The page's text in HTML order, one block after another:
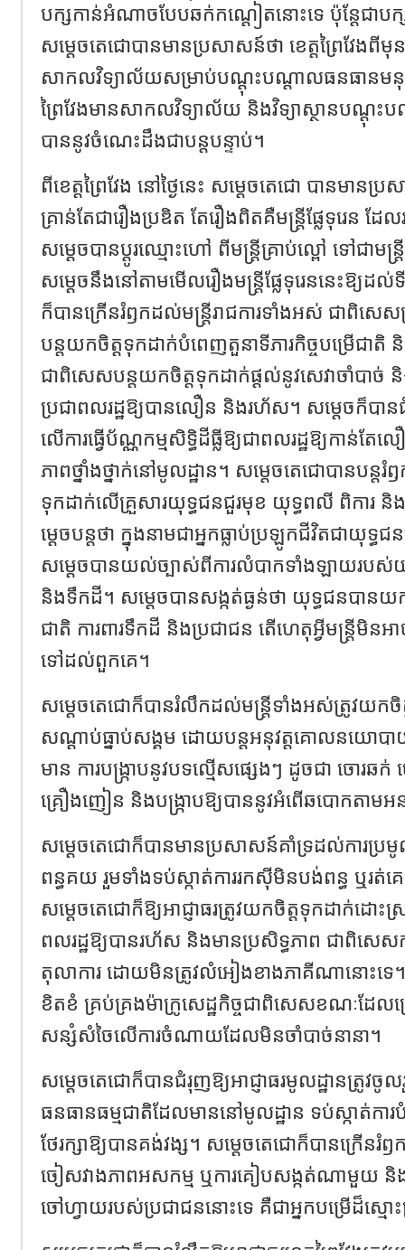
បក្សកាន់អំណាចបែបឆក់កណ្តៀតនោះទេ ប៉ុន្តែជាប
សម្តេចតេជោបានមានប្រសាសន៍ថា ខេត្តព្រៃវែងពី
សាកលវិទ្យាល័យសម្រាប់បណ្ដុះបណ្ដាលធនធានមនុស្ស
ព្រៃវែងមានសាកលវិទ្យាល័យ និងវិទ្យាស្ថានបណ្
បាននូវចំណេះដឹងជាបន្តបន្ទាប់។
ពីខេត្តព្រៃវែង នៅថ្ងៃនេះ សម្ដេចតេជោ បានមានប្រ
គ្រាន់តែជារឿងប្រឌិត តែរឿងពិតគឺមន្ត្រីផ្លែទុរេន ដ
សម្ដេចបានប្ដូរឈ្មោះហៅ ពីមន្ត្រីគ្រាប់ល្ពៅ ទៅជាមន្ត្
សម្តេចនឹងនៅតាមមើលរឿងមន្ត្រីផ្លែទុរេននេះឱ្យដ
ក៏បានក្រើនរំឭកដល់មន្ត្រីរាជការទាំងអស់ ជាពិសេស
បន្តយកចិត្តទុកដាក់បំពេញតួនាទីភារកិច្ចបម្រើជាតិ
ជាពិសេសបន្តយកចិត្តទុកដាក់ផ្តល់នូវសេវាចាំបាច់ និ
ប្រជាពលរដ្ឋឱ្យបានលឿន និងរហ័ស។ សម្តេចក៏បានជំ
លើការធ្វើប័ណ្ណកម្មសិទ្ធិដីធ្លីឱ្យជាពលរដ្ឋឱ្យកាន់ត
ភាពថ្នាំងថ្នាក់នៅមូលដ្ឋាន។ សម្តេចតេជោបានបន្តរំ
ទុកដាក់លើគ្រួសារយុទ្ធជនជួរមុខ យុទ្ធពលី ពិការ
ម្តេចបន្តថា ក្នុងនាមជាអ្នកធ្លាប់ប្រឡូកជីវិតជាយុទ្
សម្តេចបានយល់ច្បាស់ពីការលំបាកទាំងឡាយរបស់យុទ្
និងទឹកដី។ សម្តេចបានសង្កត់ធ្ងន់ថា យុទ្ធជនបានយ
ជាតិ ការពារទឹកដី និងប្រជាជន តើហេតុអ្វីមន្ត្រីមិន
ទៅដល់ពួកគេ។
សម្តេចតេជោក៏បានរំលឹកដល់មន្រ្តីទាំងអស់ត្រូវយកចិ
សណ្ដាប់ធ្នាប់សង្គម ដោយបន្តអនុវត្តគោលនយោប
មាន ការបង្ក្រាបនូវបទល្មើសផ្សេងៗ ដូចជា ចោរឆក់
គ្រឿងញៀន និងបង្ក្រាបឱ្យបាននូវអំពើឆបោកតាម
សម្ដេចតេជោក៏បានមានប្រសាសន៍គាំទ្រដល់ការប្
ពន្ធគយ រួមទាំងទប់ស្កាត់ការរកស៊ីមិនបង់ពន្ធ ឬរត់គេ
សម្ដេចតេជោក៏ឱ្យអាជ្ញាធរត្រូវយកចិត្តទុកដាក់ដោះ
ពលរដ្ឋឱ្យបានរហ័ស និងមានប្រសិទ្ធភាព ជាពិសេស
តុលាការ ដោយមិនត្រូវលំអៀងខាងភាគីណានោះទេ
ខិតខំ គ្រប់គ្រងម៉ាក្រូសេដ្ឋកិច្ចជាពិសេសខណៈដែលប្រ
សន្សំសំចៃលើការចំណាយដែលមិនចាំបាច់នានា។
សម្ដេចតេជោក៏បានជំរុញឱ្យអាជ្ញាធរមូលដ្ឋានត្រូវចូលរួ
ធនធានធម្មជាតិដែលមាននៅមូលដ្ឋាន ទប់ស្កាត់ការបំ
ថែរក្សាឱ្យបានគង់វង្ស។ សម្ដេចតេជោក៏បានក្រើន
ចៀសវាងភាពអសកម្ម ឬការគៀបសង្កត់ណាមួយ និងត្
ចៅហ្វាយរបស់ប្រជាជននោះទេ គឺជាអ្នកបម្រើដ៏ស្មោ